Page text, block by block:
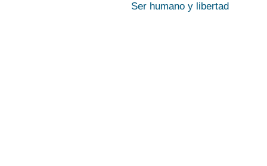
Ser humano y libertad